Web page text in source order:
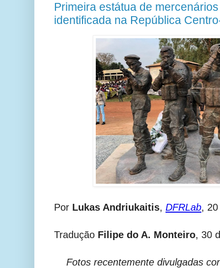
Primeira estátua de
identificada na República
Por Lukas Andriukaitis, DFRLab,
Tradução Filipe do A. Monteiro, 30
Fotos recentemente divulgadas